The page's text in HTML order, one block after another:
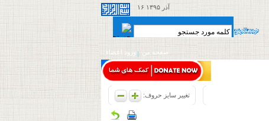
۱۶ آذر ۱۳۹۵
صفحه من ورود اعضاء
تغییر سایز حروف: